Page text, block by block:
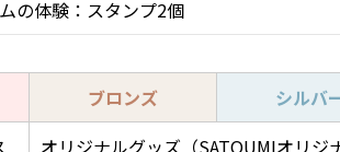
の体験：スタンプ2個
ブロンズ シルバ